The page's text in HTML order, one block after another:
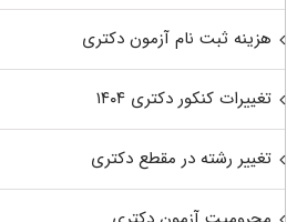
هزینه ثبت نام آزمون دکتری
تغییرات کنکور دکتری ۱۴۰۴
تغییر رشته در مقطع دکتری